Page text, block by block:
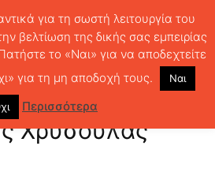
ιστορία; (της Χρυσούλας
Χρυσούλας
για τη σωστή λειτουργία του
βελτίωση της δικής σας εμπειρίας
το «Ναι» για να αποδεχτείτε
για τη μη αποδοχή τους.
Ναι
Περισσότερα